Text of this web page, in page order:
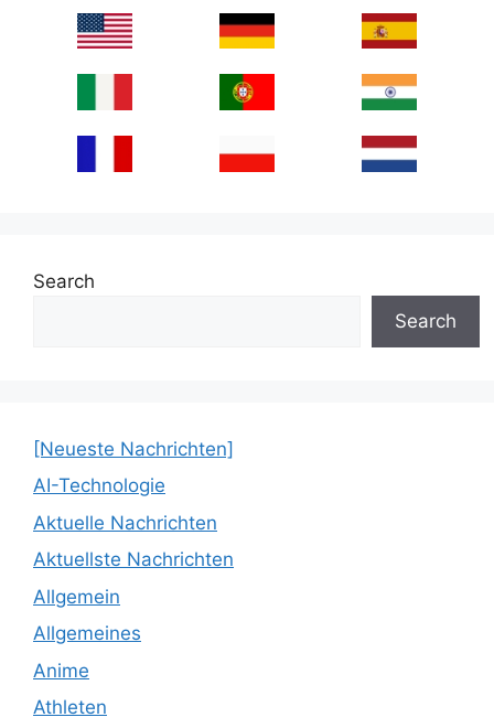
Search
Search
[Neueste Nachrichten]
AI-Technologie
Aktuelle Nachrichten
Aktuellste Nachrichten
Allgemein
Allgemeines
Anime
Athleten